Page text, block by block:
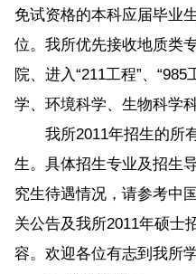
免试资格的本科应届毕业
位。我所优先接收地质类
院、进入“211工程”、
学、环境科学、生物科学
我所2011年招生的所有
生。具体招生专业及招生
究生待遇情况，请参考中
关公告及我所2011年硕士
容。欢迎各位有志到我所